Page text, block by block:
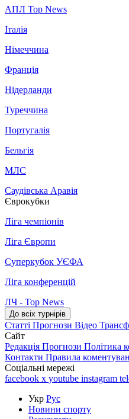
АПЛ Top News
Італія
Німеччина
Франція
Нідерланди
Туреччина
Португалія
Бельгія
МЛС
Саудівська Аравія
Єврокубки
Ліга чемпіонів
Ліга Європи
Суперкубок УЄФА
Ліга конференцій
ЛЧ - Top News
До всіх турнірів
Статті Прогнози Відео
Сайт
Редакція Прогнози Політика
Контакти Правила
Соціальні мережі
facebook x youtube instagram
Укр Рус
Новини спорту